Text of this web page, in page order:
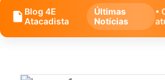
Blog 4E
Atacadista
Últimas
Notícias
•